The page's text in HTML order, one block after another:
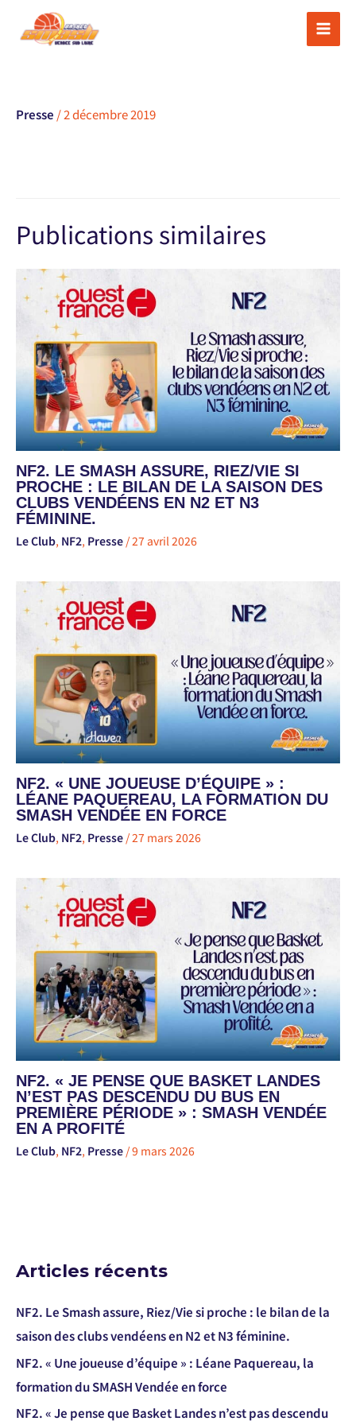
Presse /2 décembre 2019
Publications similaires
NF2. LE SMASH ASSURE, RIEZ/VIE SI
PROCHE : LE BILAN DE LA SAISON DES
CLUBS VENDÉENS EN N2 ET N3
FÉMININE.
Le Club, NF2, Presse /27 avril 2026
NF2. « UNE JOUEUSE D’ÉQUIPE » :
LÉANE PAQUEREAU, LA FORMATION DU
SMASH VENDÉE EN FORCE
Le Club, NF2, Presse /27 mars 2026
NF2. « JE PENSE QUE BASKET LANDES
N’EST PAS DESCENDU DU BUS EN
PREMIÈRE PÉRIODE » : SMASH VENDÉE
EN A PROFITÉ
Le Club, NF2, Presse /9 mars 2026
Articles récents
NF2. Le Smash assure, Riez/Vie si proche : le bilan de la
saison des clubs vendéens en N2 et N3 féminine.
NF2. « Une joueuse d’équipe » : Léane Paquereau, la
formation du SMASH Vendée en force
NF2. « Je pense que Basket Landes n’est pas descendu